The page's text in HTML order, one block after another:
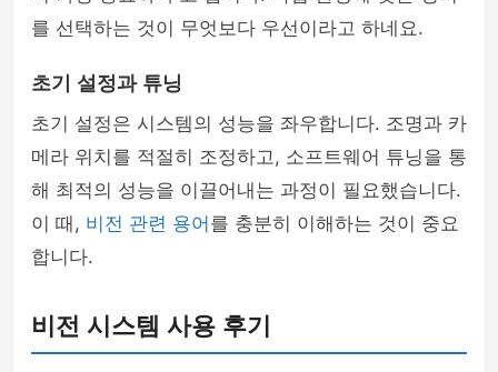
를 선택하는 것이 무엇보다 우선이라고 하네요.
초기 설정과 튜닝
초기 설정은 시스템의 성능을 좌우합니다. 조명과 카
메라 위치를 적절히 조정하고, 소프트웨어 튜닝을 통
해 최적의 성능을 이끌어내는 과정이 필요했습니다.
이 때, 비전 관련 용어 를 충분히 이해하는 것이 중요
합니다.
비전 시스템 사용 후기